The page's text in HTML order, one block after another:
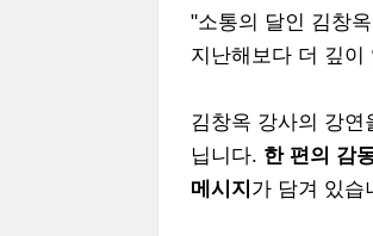
"소통의 달인 김창
지난해보다 더 깊
김창옥 강사의 강
닙니다. 한 편의 감
메시지 가 담겨 있습